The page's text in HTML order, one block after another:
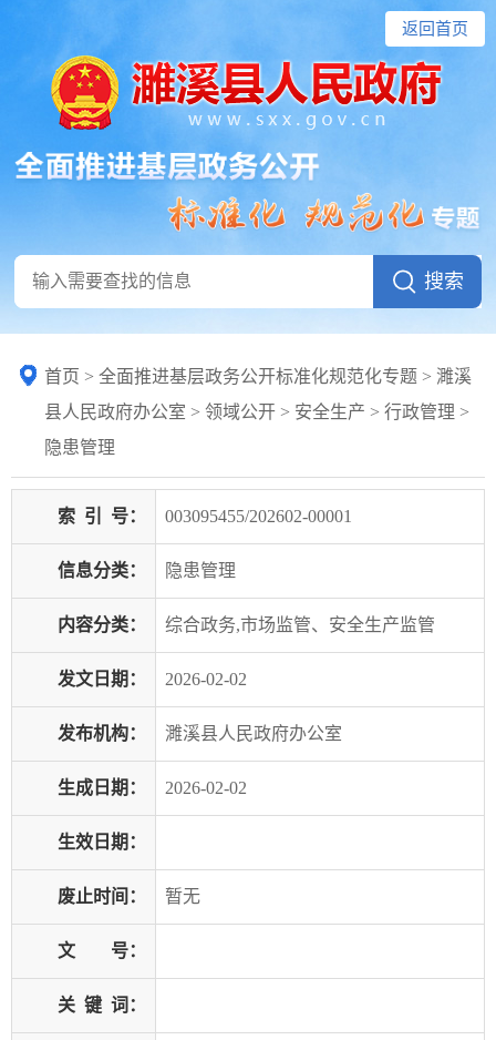
返回首页
首页 > 全面推进基层政务公开标准化规范化专题 > 濉溪
县人民政府办公室 > 领域公开 > 安全生产 > 行政管理 >
隐患管理
索 引 号： 003095455/202602-00001
信息分类： 隐患管理
内容分类： 综合政务,市场监管、安全生产监管
发文日期： 2026-02-02
发布机构： 濉溪县人民政府办公室
生成日期： 2026-02-02
生效日期：
废止时间： 暂无
文 号：
关 键 词：